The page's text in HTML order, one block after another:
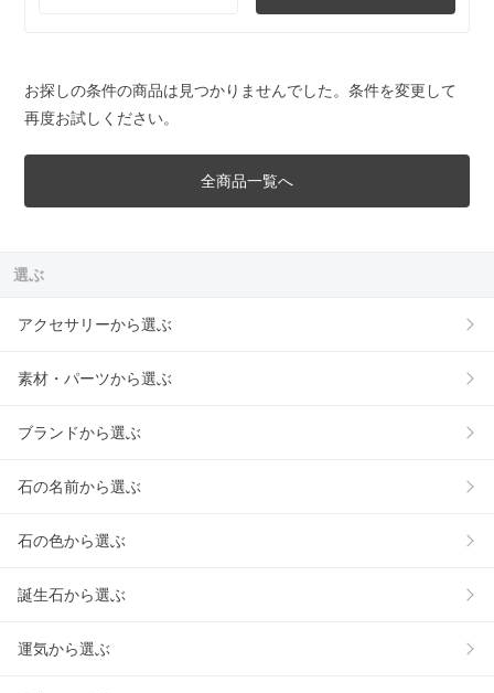
お探しの条件の商品は見つかりませんでした。条件を変更して
再度お試しください。
全商品一覧へ
選ぶ
アクセサリーから選ぶ
素材・パーツから選ぶ
ブランドから選ぶ
石の名前から選ぶ
石の色から選ぶ
誕生石から選ぶ
運気から選ぶ